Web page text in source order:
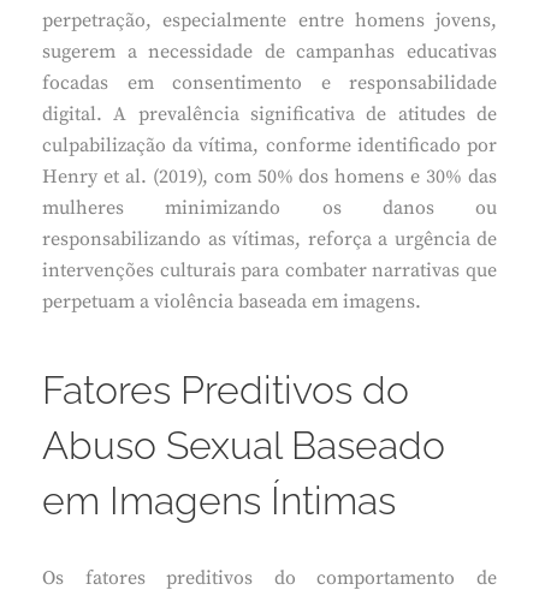
perpetração, especialmente entre homens jovens,
sugerem a necessidade de campanhas educativas
focadas em consentimento e responsabilidade
digital. A prevalência significativa de atitudes de
culpabilização da vítima, conforme identificado por
Henry et al. (2019), com 50% dos homens e 30% das
mulheres minimizando os danos ou
responsabilizando as vítimas, reforça a urgência de
intervenções culturais para combater narrativas que
perpetuam a violência baseada em imagens.
Fatores Preditivos do
Abuso Sexual Baseado
em Imagens Íntimas
Os fatores preditivos do comportamento de